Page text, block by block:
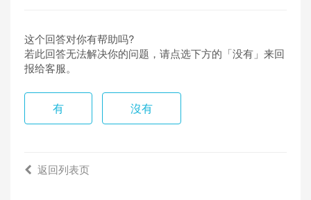
这个回答对你有帮助吗?
若此回答无法解决你的问题，请点选下方的「没有」来回
报给客服。
有 沒有
返回列表页